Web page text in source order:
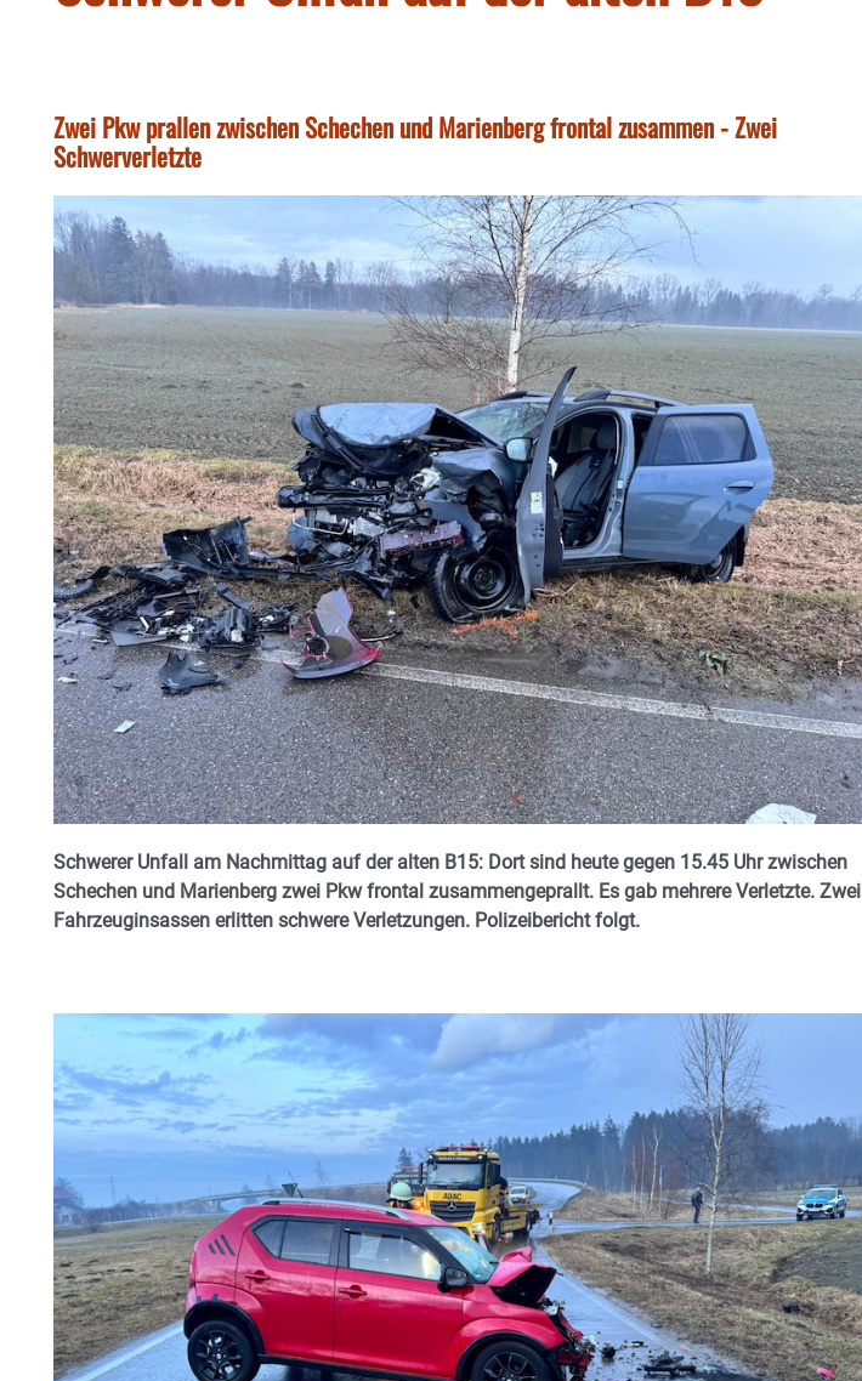
Zwei Pkw prallen zwischen Schechen und Marienberg frontal zusammen - Zwei
Schwerverletzte
Schwerer Unfall am Nachmittag auf der alten B15: Dort sind heute gegen 15.45 Uhr zwischen
Schechen und Marienberg zwei Pkw frontal zusammengeprallt. Es gab mehrere Verletzte. Zwei
Fahrzeuginsassen erlitten schwere Verletzungen. Polizeibericht folgt.